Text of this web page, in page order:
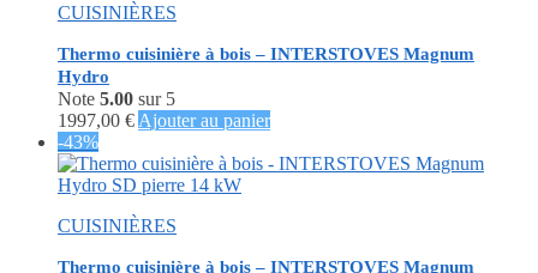
2447,28 €.
CUISINIÈRES
Thermo cuisinière à bois – INTERSTOVES Magnum
Hydro
Note 5.00 sur 5
1997,00 € Ajouter au panier
-43%
CUISINIÈRES
Thermo cuisinière à bois – INTERSTOVES Magnum